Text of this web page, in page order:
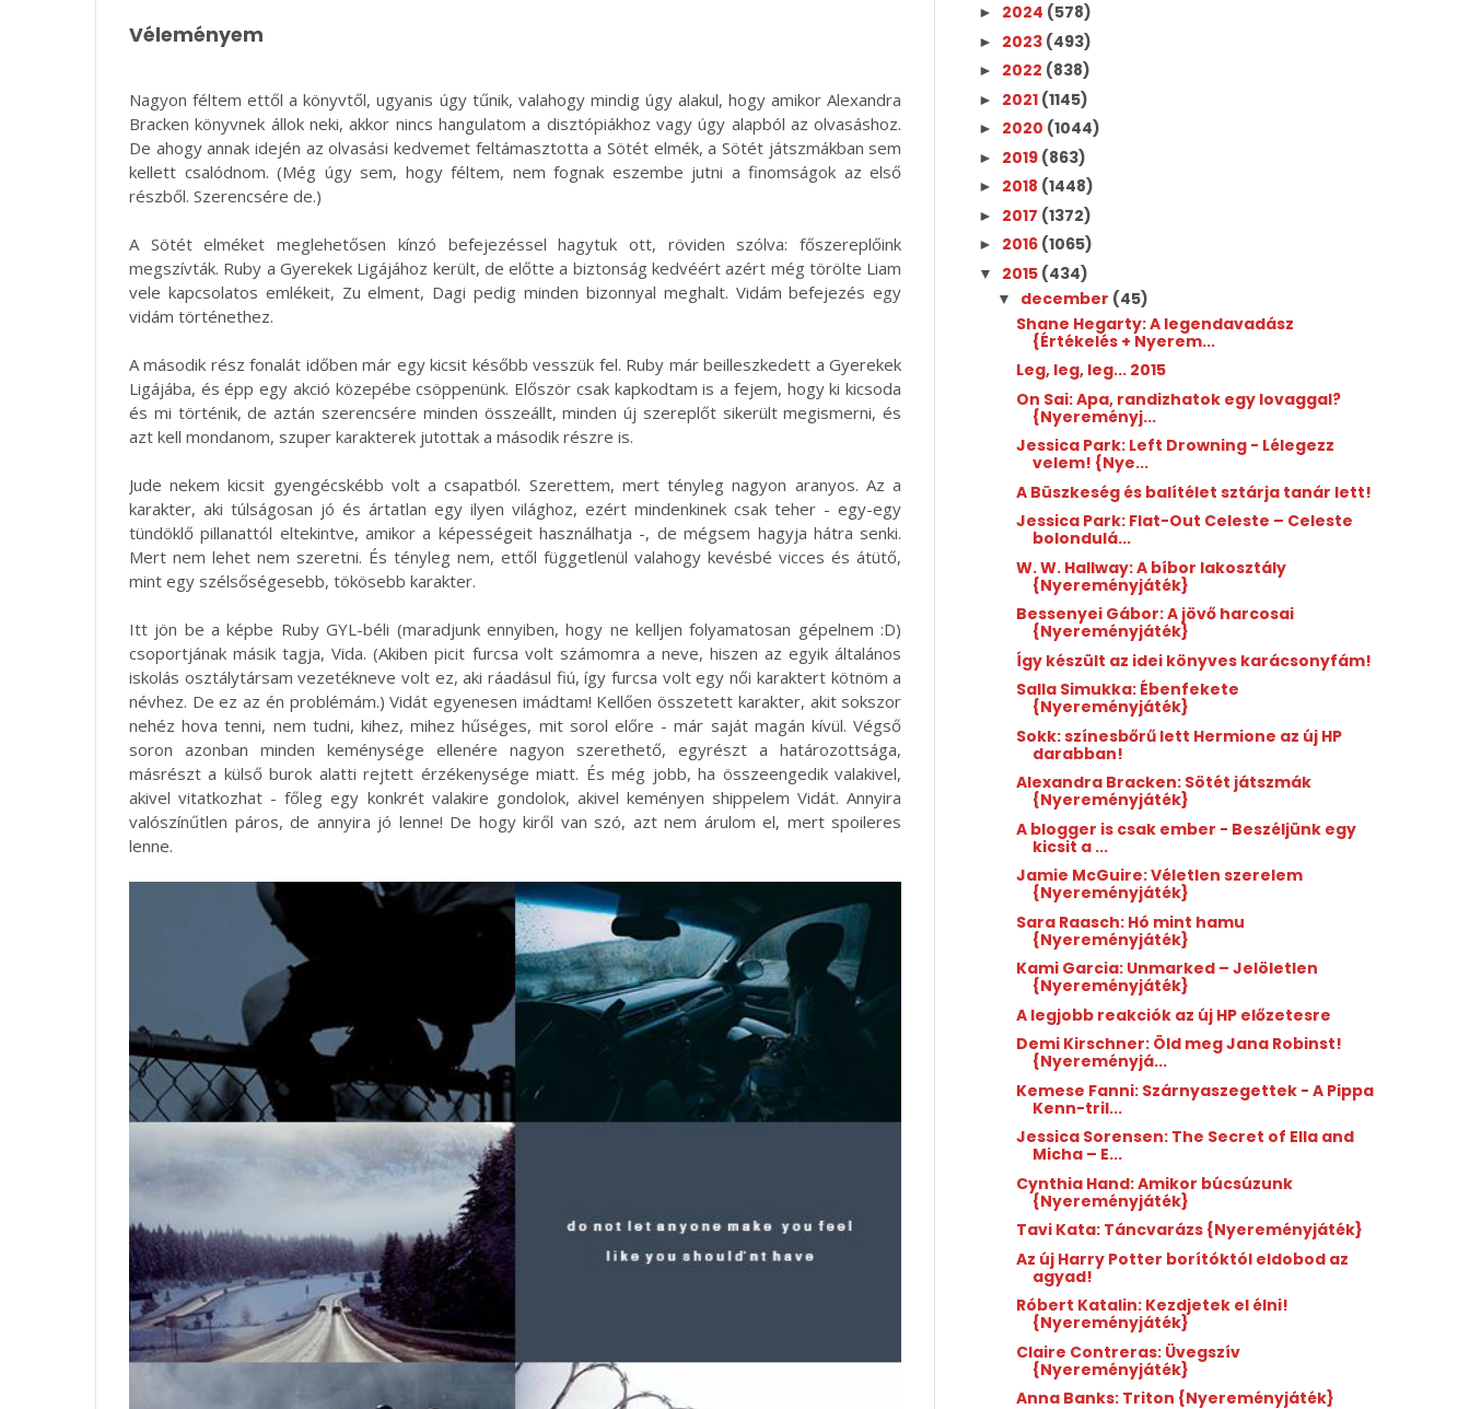
Véleményem
Nagyon féltem ettől a könyvtől, ugyanis úgy tűnik, valahogy mindig úgy alakul, hogy amikor Alexandra
Bracken könyvnek állok neki, akkor nincs hangulatom a disztópiákhoz vagy úgy alapból az olvasáshoz.
De ahogy annak idején az olvasási kedvemet feltámasztotta a Sötét elmék, a Sötét játszmákban sem
kellett csalódnom. (Még úgy sem, hogy féltem, nem fognak eszembe jutni a finomságok az első
részből. Szerencsére de.)
A Sötét elméket meglehetősen kínzó befejezéssel hagytuk ott, röviden szólva: főszereplőink
megszívták. Ruby a Gyerekek Ligájához került, de előtte a biztonság kedvéért azért még törölte Liam
vele kapcsolatos emlékeit, Zu elment, Dagi pedig minden bizonnyal meghalt. Vidám befejezés egy
vidám történethez.
A második rész fonalát időben már egy kicsit később vesszük fel. Ruby már beilleszkedett a Gyerekek
Ligájába, és épp egy akció közepébe csöppenünk. Először csak kapkodtam is a fejem, hogy ki kicsoda
és mi történik, de aztán szerencsére minden összeállt, minden új szereplőt sikerült megismerni, és
azt kell mondanom, szuper karakterek jutottak a második részre is.
Jude nekem kicsit gyengécskébb volt a csapatból. Szerettem, mert tényleg nagyon aranyos. Az a
karakter, aki túlságosan jó és ártatlan egy ilyen világhoz, ezért mindenkinek csak teher - egy-egy
tündöklő pillanattól eltekintve, amikor a képességeit használhatja -, de mégsem hagyja hátra senki.
Mert nem lehet nem szeretni. És tényleg nem, ettől függetlenül valahogy kevésbé vicces és átütő,
mint egy szélsőségesebb, tökösebb karakter.
Itt jön be a képbe Ruby GYL-béli (maradjunk ennyiben, hogy ne kelljen folyamatosan gépelnem :D)
csoportjának másik tagja, Vida. (Akiben picit furcsa volt számomra a neve, hiszen az egyik általános
iskolás osztálytársam vezetékneve volt ez, aki ráadásul fiú, így furcsa volt egy női karaktert kötnöm a
névhez. De ez az én problémám.) Vidát egyenesen imádtam! Kellően összetett karakter, akit sokszor
nehéz hova tenni, nem tudni, kihez, mihez hűséges, mit sorol előre - már saját magán kívül. Végső
soron azonban minden keménysége ellenére nagyon szerethető, egyrészt a határozottsága,
másrészt a külső burok alatti rejtett érzékenysége miatt. És még jobb, ha összeengedik valakivel,
akivel vitatkozhat - főleg egy konkrét valakire gondolok, akivel keményen shippelem Vidát. Annyira
valószínűtlen páros, de annyira jó lenne! De hogy kiről van szó, azt nem árulom el, mert spoileres
lenne.
► 2024 (578)
► 2023 (493)
► 2022 (838)
► 2021 (1145)
► 2020 (1044)
► 2019 (863)
► 2018 (1448)
► 2017 (1372)
► 2016 (1065)
▼ 2015 (434)
▼ december (45)
Shane Hegarty: A legendavadász
{Értékelés + Nyerem...
Leg, leg, leg... 2015
On Sai: Apa, randizhatok egy lovaggal?
{Nyereményj...
Jessica Park: Left Drowning - Lélegezz
velem! {Nye...
A Büszkeség és balítélet sztárja tanár lett!
Jessica Park: Flat-Out Celeste – Celeste
bolondulá...
W. W. Hallway: A bíbor lakosztály
{Nyereményjáték}
Bessenyei Gábor: A jövő harcosai
{Nyereményjáték}
Így készült az idei könyves karácsonyfám!
Salla Simukka: Ébenfekete
{Nyereményjáték}
Sokk: színesbőrű lett Hermione az új HP
darabban!
Alexandra Bracken: Sötét játszmák
{Nyereményjáték}
A blogger is csak ember - Beszéljünk egy
kicsit a ...
Jamie McGuire: Véletlen szerelem
{Nyereményjáték}
Sara Raasch: Hó mint hamu
{Nyereményjáték}
Kami Garcia: Unmarked – Jelöletlen
{Nyereményjáték}
A legjobb reakciók az új HP előzetesre
Demi Kirschner: Öld meg Jana Robinst!
{Nyereményjá...
Kemese Fanni: Szárnyaszegettek - A Pippa
Kenn-tril...
Jessica Sorensen: The Secret of Ella and
Micha – E...
Cynthia Hand: Amikor búcsúzunk
{Nyereményjáték}
Tavi Kata: Táncvarázs {Nyereményjáték}
Az új Harry Potter borítóktól eldobod az
agyad!
Róbert Katalin: Kezdjetek el élni!
{Nyereményjáték}
Claire Contreras: Üvegszív
{Nyereményjáték}
Anna Banks: Triton {Nyereményjáték}